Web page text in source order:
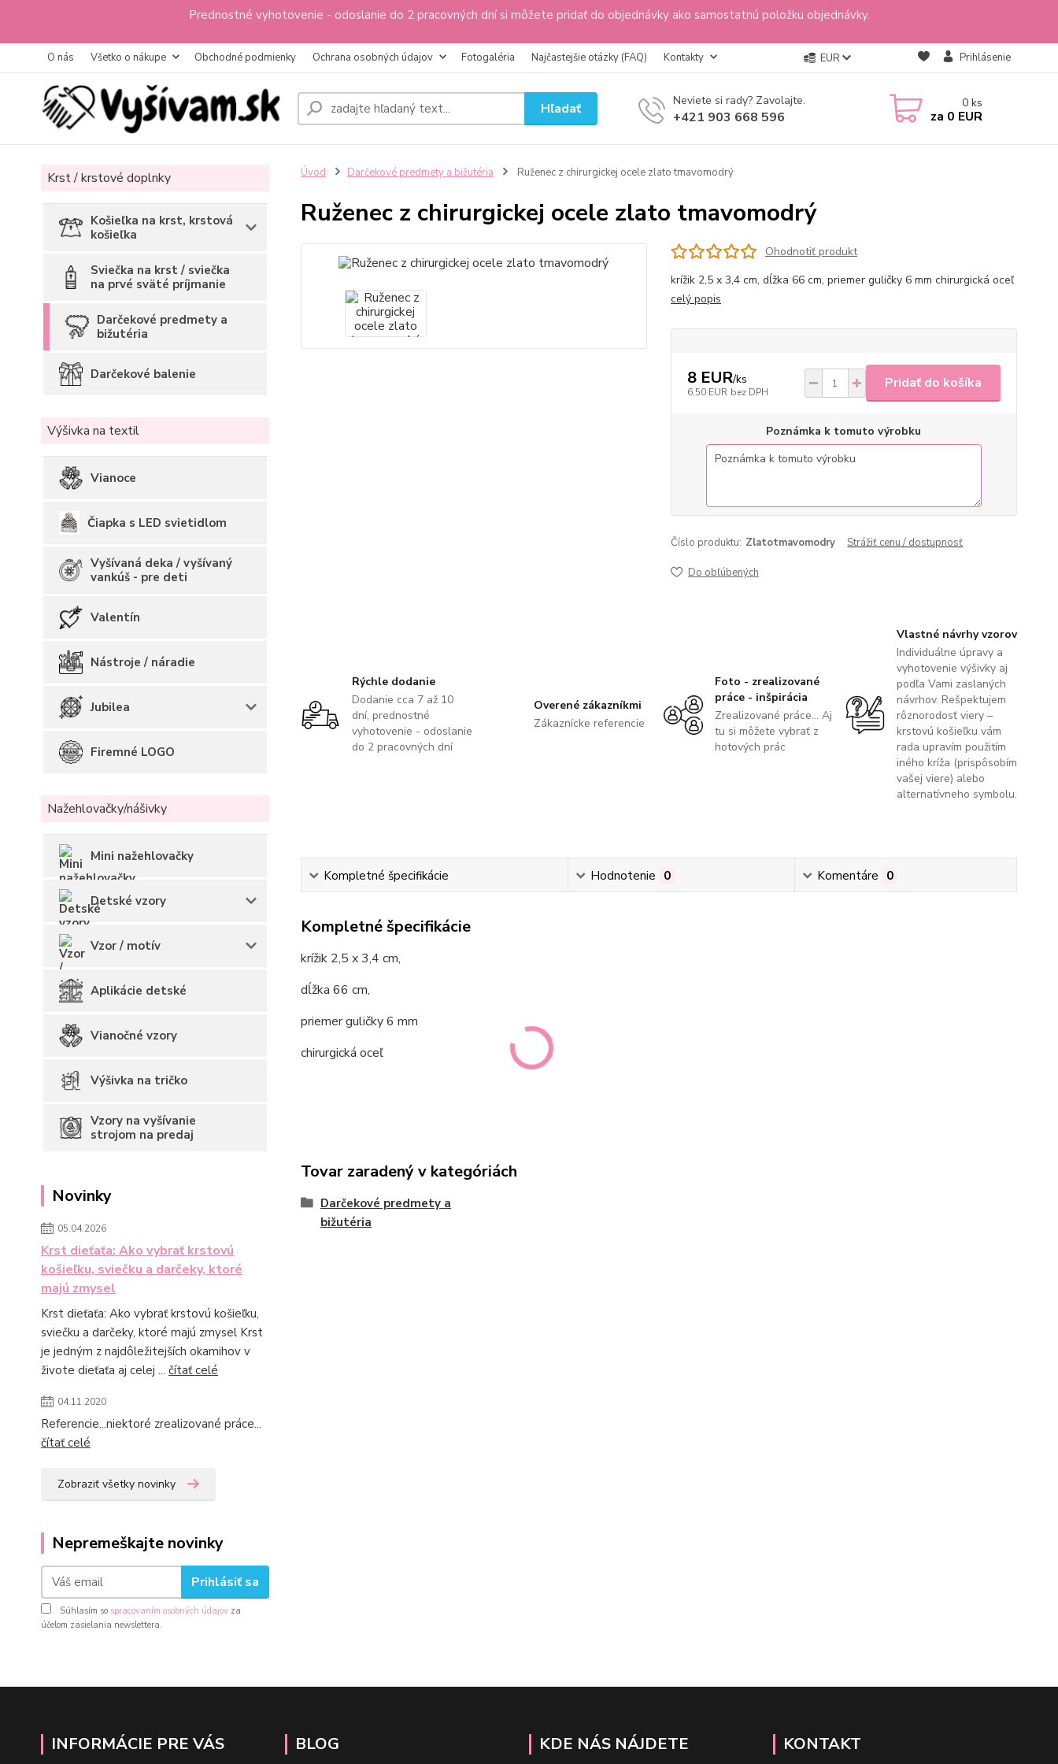
Prednostné vyhotovenie - odoslanie do 2 pracovných dní si môžete pridať do objednávky ako samostatnú položku objednávky.
O nás Všetko o nákupe Obchodné podmienky Ochrana osobných údajov Fotogaléria Najčastejšie otázky (FAQ) Kontakty EUR Prihlásenie
Hľadať Neviete si rady? Zavolajte.
+421 903 668 596
0 ks
za 0 EUR
Krst / krstové doplnky
Košieľka na krst, krstová
košieľka
Sviečka na krst / sviečka
na prvé sväté príjmanie
Darčekové predmety a
bižutéria
Darčekové balenie
Výšivka na textil
Vianoce
Čiapka s LED svietidlom
Vyšívaná deka / vyšívaný
vankúš - pre deti
Valentín
Nástroje / náradie
Jubilea
Firemné LOGO
Nažehlovačky/nášivky
Mini nažehlovačky
Detské vzory
Vzor / motív
Aplikácie detské
Vianočné vzory
Výšivka na tričko
Vzory na vyšívanie
strojom na predaj
Novinky
05.04.2026
Krst dieťaťa: Ako vybrať krstovú
košieľku, sviečku a darčeky, ktoré
majú zmysel
Krst dieťaťa: Ako vybrať krstovú košieľku,
sviečku a darčeky, ktoré majú zmysel Krst
je jedným z najdôležitejších okamihov v
živote dieťaťa aj celej ... čítať celé
04.11.2020
Referencie...niektoré zrealizované práce...
čítať celé
Zobraziť všetky novinky
Nepremeškajte novinky
Prihlásiť sa
Súhlasím so spracovaním osobných údajov za
účelom zasielania newslettera.
Úvod Darčekové predmety a bižutéria Ruženec z chirurgickej ocele zlato tmavomodrý
Ruženec z chirurgickej ocele zlato tmavomodrý
Ohodnotiť produkt
krížik 2,5 x 3,4 cm, dĺžka 66 cm, priemer guličky 6 mm chirurgická oceľ
celý popis
8 EUR/ks
6,50 EUR bez DPH
Pridať do košíka
Poznámka k tomuto výrobku
Číslo produktu: Zlatotmavomodry Strážiť cenu / dostupnosť
Do obľúbených
Rýchle dodanie
Dodanie cca 7 až 10
dní, prednostné
vyhotovenie - odoslanie
do 2 pracovných dní
Overené zákazníkmi
Zákaznícke referencie
Foto - zrealizované
práce - inšpirácia
Zrealizované práce... Aj
tu si môžete vybrať z
hotových prác
Vlastné návrhy vzorov
Individuálne úpravy a
vyhotovenie výšivky aj
podľa Vami zaslaných
návrhov. Rešpektujem
rôznorodosť viery –
krstovú košieľku vám
rada upravím použitím
iného kríža (prispôsobím
vašej viere) alebo
alternatívneho symbolu.
Kompletné špecifikácie Hodnotenie 0 Komentáre 0
Kompletné špecifikácie
krížik 2,5 x 3,4 cm,
dĺžka 66 cm,
priemer guličky 6 mm
chirurgická oceľ
Tovar zaradený v kategóriách
Darčekové predmety a
bižutéria
INFORMÁCIE PRE VÁS BLOG KDE NÁS NÁJDETE KONTAKT